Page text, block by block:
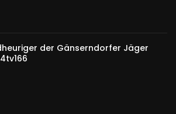
der Gänserndorfer Jäger